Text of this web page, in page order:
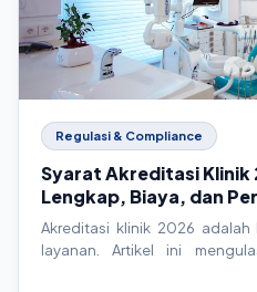
Regulasi & Compliance
Syarat Akreditasi
Lengkap, Biaya, dan
Akreditasi klinik 2026
layanan. Artikel ini